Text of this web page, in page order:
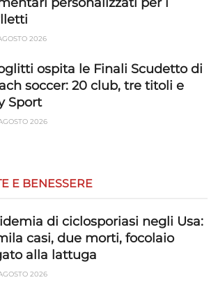
2026
ospita le Finali Scudetto di
soccer: 20 club, tre titoli e
Sport
2026
E BENESSERE
di ciclosporiasi negli Usa:
casi, due morti, focolaio
alla lattuga
2026